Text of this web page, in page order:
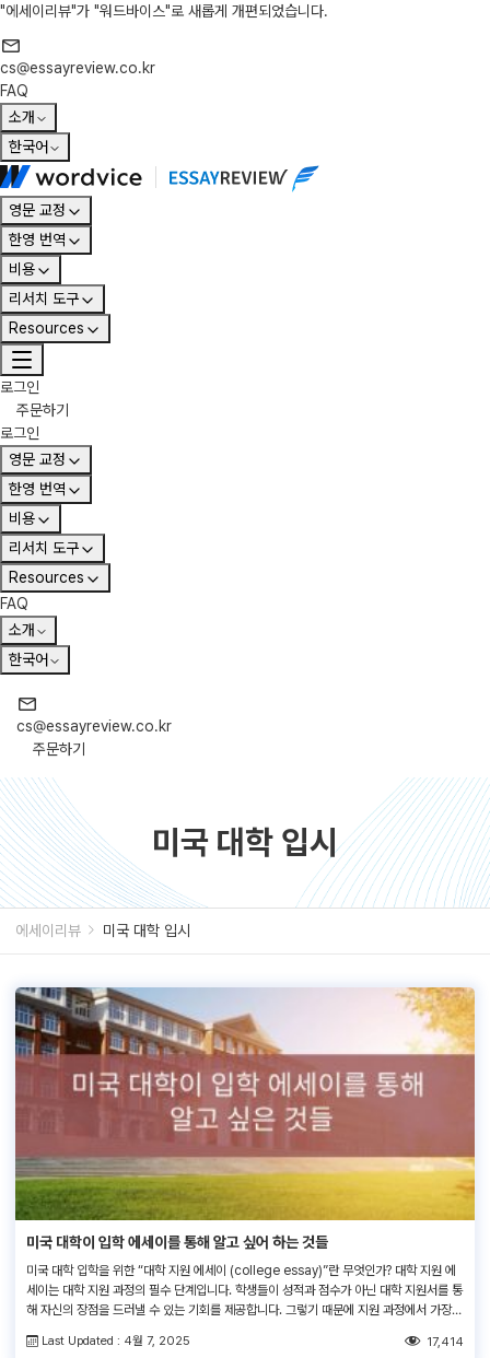
"에세이리뷰"가 "워드바이스"로 새롭게 개편되었습니다.
cs@essayreview.co.kr
FAQ
소개
한국어
영문 교정
한영 번역
비용
리서치 도구
Resources
로그인
주문하기
로그인
영문 교정
한영 번역
비용
리서치 도구
Resources
FAQ
소개
한국어
cs@essayreview.co.kr
주문하기
미국 대학 입시
에세이리뷰 미국 대학 입시
미국 대학이 입학 에세이를 통해 알고 싶어 하는 것들
미국 대학 입학을 위한 “대학 지원 에세이 (college essay)”란 무엇인가? 대학 지원 에
세이는 대학 지원 과정의 필수 단계입니다. 학생들이 성적과 점수가 아닌 대학 지원서를 통
해 자신의 장점을 드러낼 수 있는 기회를 제공합니다. 그렇기 때문에 지원 과정에서 가장
은 대학에 지원하는 사실과 그 […]
Last Updated : 4월 7, 2025 17,414